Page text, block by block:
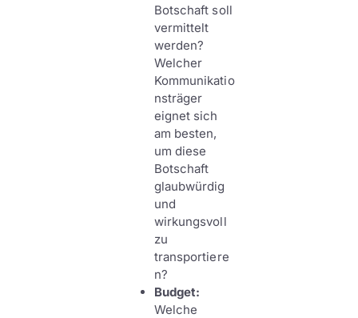
Botschaft soll
vermittelt
werden?
Welcher
Kommunikatio
nsträger
eignet sich
am besten,
um diese
Botschaft
glaubwürdig
und
wirkungsvoll
zu
transportiere
n?
Budget:
Welche